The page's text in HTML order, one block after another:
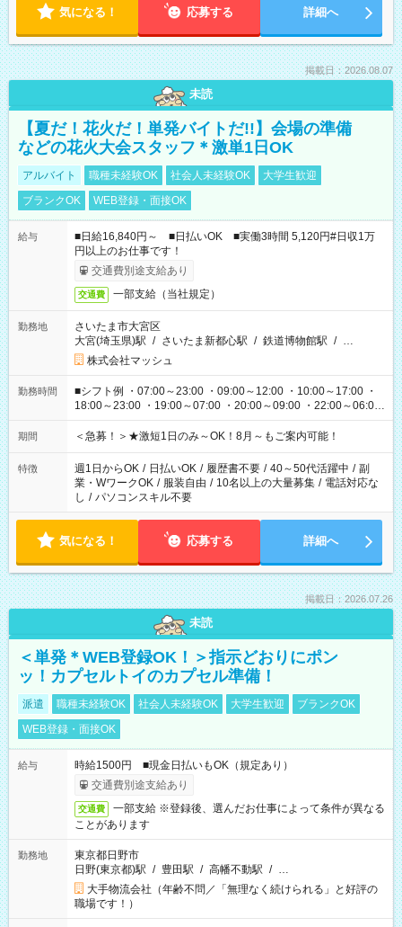
気になる！ 応募する 詳細へ
掲載日：2026.08.07
未読
【夏だ！花火だ！単発バイトだ!!】会場の準備
などの花火大会スタッフ＊激単1日OK
アルバイト 職種未経験OK 社会人未経験OK
大学生歓迎
ブランクOK
WEB登録・面接OK
給与
■日給16,840円～ ■日払いOK ■実働3時間 5,120円#日収1万
円以上のお仕事です！
交通費別途支給あり
交通費 一部支給（当社規定）
勤務地
さいたま市大宮区
大宮(埼玉県)駅 / さいたま新都心駅 / 鉄道博物館駅 / …
株式会社マッシュ
勤務時間
■シフト例 ・07:00～23:00 ・09:00～12:00 ・10:00～17:00 ・
18:00～23:00 ・19:00～07:00 ・20:00～09:00 ・22:00～06:00
etc ★最短3時間で5,120円のお仕事から／15時間で2万円近く稼
げるお仕事も！ ご希望のお時間に合わせてご紹介！ ※シフトは
ください！
期間 ＜急募！＞★激短1日のみ～OK！8月～もご案内可能！
特徴 週1日からOK / 日払いOK / 履歴書不要 / 40～50代活躍中 / 副
業・WワークOK / 服装自由 / 10名以上の大量募集 / 電話対応な
し / パソコンスキル不要
気になる！ 応募する 詳細へ
掲載日：2026.07.26
未読
＜単発＊WEB登録OK！＞指示どおりにポン
ッ！カプセルトイのカプセル準備！
派遣 職種未経験OK 社会人未経験OK 大学生歓迎
ブランクOK
WEB登録・面接OK
給与
時給1500円 ■現金日払いもOK（規定あり）
交通費別途支給あり
交通費
一部支給 ※登録後、選んだお仕事によって条件が異なる
ことがあります
勤務地
東京都日野市
日野(東京都)駅 / 豊田駅 / 高幡不動駅 / …
大手物流会社（年齢不問／「無理なく続けられる」と好評の
職場です！）